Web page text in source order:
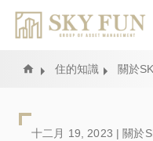
Home 住的知識 關於
十二月 19, 2023 | 關於